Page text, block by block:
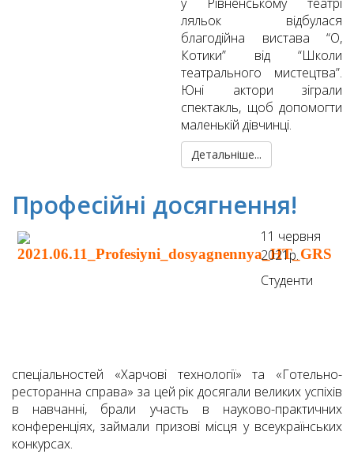
ляльок відбулася
благодійна вистава “O,
Котики” від “Школи
театрального мистецтва”.
Юні актори зіграли
спектакль, щоб допомогти
маленькій дівчинці.
Детальніше...
Професійні досягнення!
11 червня
2021р.
Студенти
спеціальностей «Харчові технології» та «Готельно-
ресторанна справа» за цей рік досягали великих успіхів
в навчанні, брали участь в науково-практичних
конференціях, займали призові місця у всеукраїнських
конкурсах.